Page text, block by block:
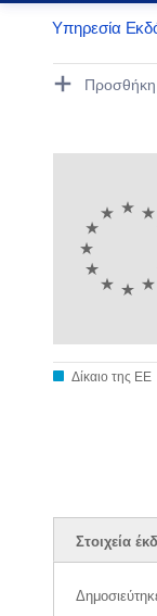
Υπηρεσία
Προσθήκη
Δίκαιο της ΕΕ
Στοιχεία